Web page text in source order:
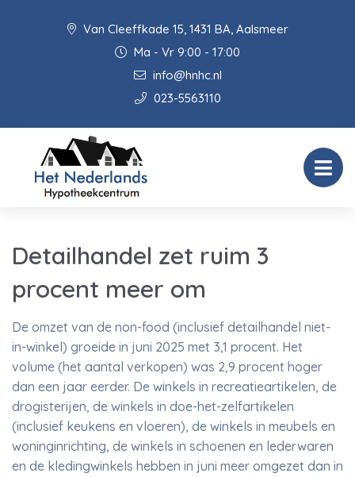
Van Cleeffkade 15, 1431 BA, Aalsmeer
Ma - Vr 9:00 - 17:00
info@hnhc.nl
023-5563110
Detailhandel zet ruim 3
procent meer om
De omzet van de non-food (inclusief detailhandel niet-
in-winkel) groeide in juni 2025 met 3,1 procent. Het
volume (het aantal verkopen) was 2,9 procent hoger
dan een jaar eerder. De winkels in recreatieartikelen, de
drogisterijen, de winkels in doe-het-zelfartikelen
(inclusief keukens en vloeren), de winkels in meubels en
woninginrichting, de winkels in schoenen en lederwaren
en de kledingwinkels hebben in juni meer omgezet dan in